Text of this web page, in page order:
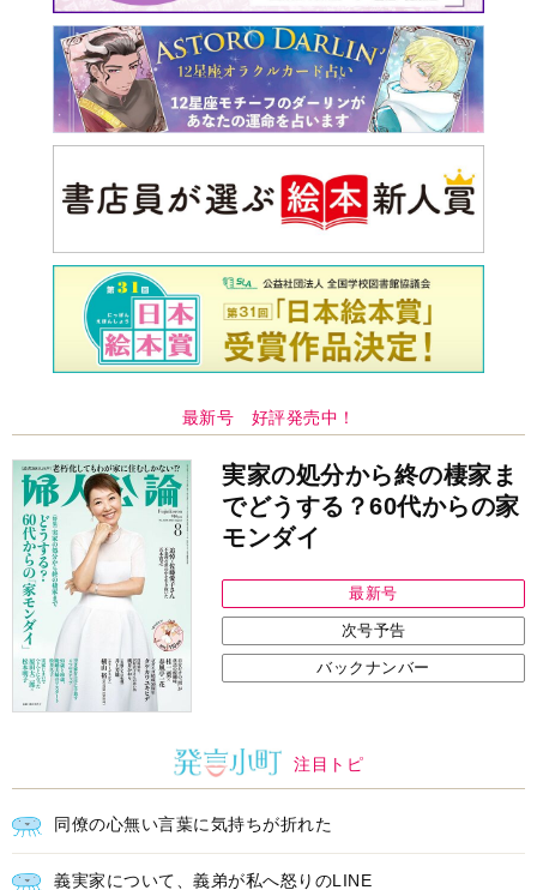
最新号 好評発売中！
実家の処分から終の棲家ま
でどうする？60代からの家
モンダイ
最新号
次号予告
バックナンバー
注目トピ
同僚の心無い言葉に気持ちが折れた
義実家について、義弟が私へ怒りのLINE